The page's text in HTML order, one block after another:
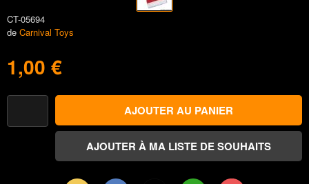
CT-05694
de Carnival Toys
1,00 €